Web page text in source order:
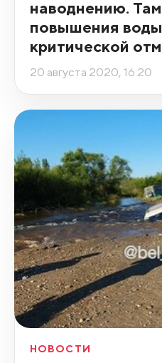
наводнению.
повышения
критической
20 августа 2020, 16:20
НОВОСТИ